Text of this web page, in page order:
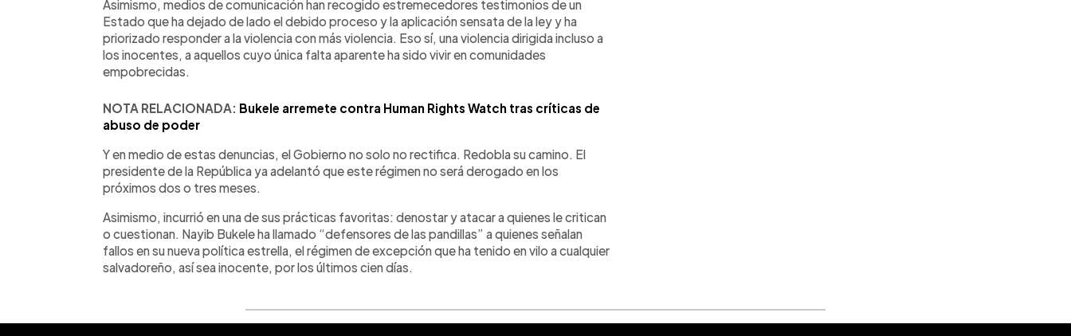
Asimismo, medios de comunicación han recogido estremecedores testimonios de un
Estado que ha dejado de lado el debido proceso y la aplicación sensata de la ley y ha
priorizado responder a la violencia con más violencia. Eso sí, una violencia dirigida incluso a
los inocentes, a aquellos cuyo única falta aparente ha sido vivir en comunidades
empobrecidas.
NOTA RELACIONADA: Bukele arremete contra Human Rights Watch tras críticas de
abuso de poder
Y en medio de estas denuncias, el Gobierno no solo no rectifica. Redobla su camino. El
presidente de la República ya adelantó que este régimen no será derogado en los
próximos dos o tres meses.
Asimismo, incurrió en una de sus prácticas favoritas: denostar y atacar a quienes le critican
o cuestionan. Nayib Bukele ha llamado “defensores de las pandillas” a quienes señalan
fallos en su nueva política estrella, el régimen de excepción que ha tenido en vilo a cualquier
salvadoreño, así sea inocente, por los últimos cien días.